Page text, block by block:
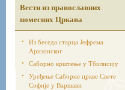
Вести из православних
помесних Цркава
Из беседа старца Јефрема
Аризонског
Саборно крштење у Тбилисију
Уређење Саборне цркве Свете
Софије у Варшави